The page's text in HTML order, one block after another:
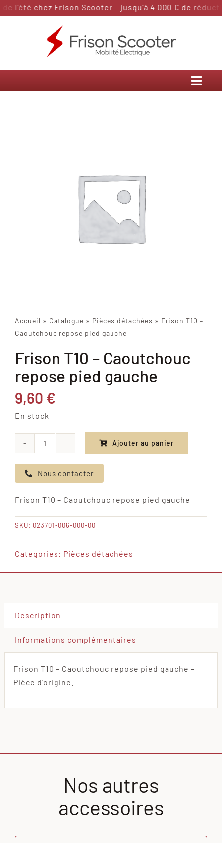
Passer
l’été chez Frison Scooter – jusqu’à 4 000 € de
Accueil » Catalogue » Pièces détachées » Frison T10 –
Caoutchouc repose pied gauche
Frison T10 – Caoutchouc
repose pied gauche
9,60 €
En stock
de
Frison
-
Caoutchouc
repose
Ajouter au panier
Nous contacter
Frison T10 – Caoutchouc repose pied gauche
SKU: 023701-006-000-00
Categories: Pièces détachées
Description
Informations complémentaires
Frison T10 – Caoutchouc repose pied gauche –
Pièce d’origine.
Nos autres
accessoires